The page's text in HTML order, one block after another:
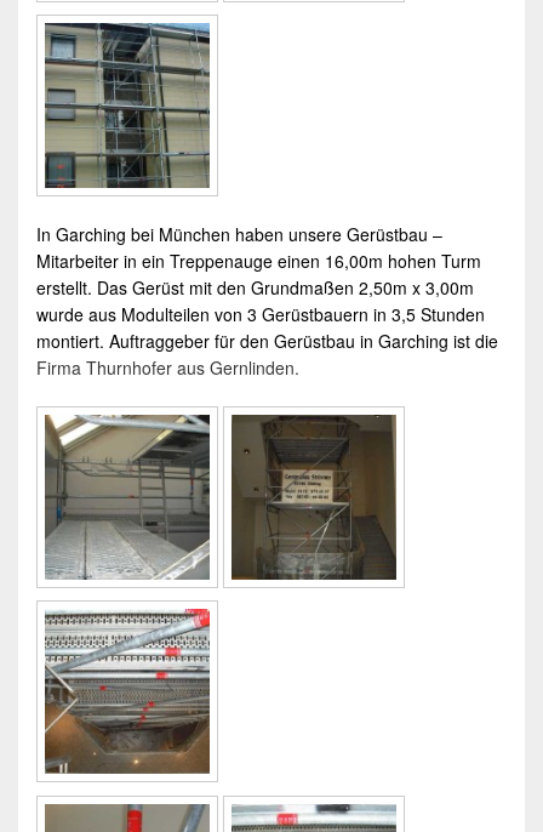
In Garching bei München haben unsere Gerüstbau –
Mitarbeiter in ein Treppenauge einen 16,00m hohen Turm
erstellt. Das Gerüst mit den Grundmaßen 2,50m x 3,00m
wurde aus Modulteilen von 3 Gerüstbauern in 3,5 Stunden
montiert. Auftraggeber für den Gerüstbau in Garching ist die
Firma Thurnhofer aus Gernlinden.